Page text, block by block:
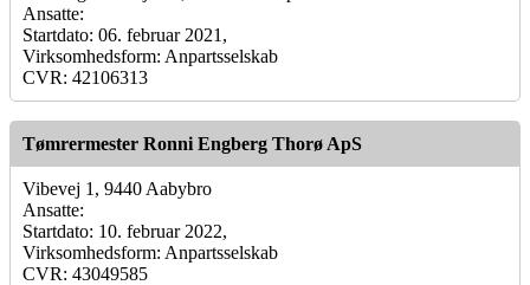
Ansatte:
Startdato: 06. februar 2021,
Virksomhedsform: Anpartsselskab
CVR: 42106313
Tømrermester Ronni Engberg Thorø ApS
Vibevej 1, 9440 Aabybro
Ansatte:
Startdato: 10. februar 2022,
Virksomhedsform: Anpartsselskab
CVR: 43049585